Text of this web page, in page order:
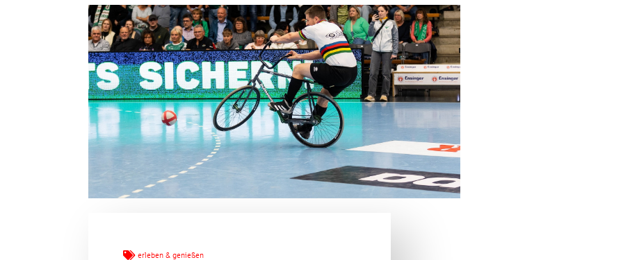
erleben & genießen
Jetzt mitmachen und
Machen Sie mit bei unserem Gewinnspiel! Bis 31.